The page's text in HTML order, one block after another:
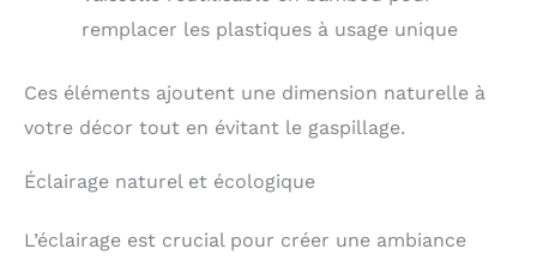
remplacer les plastiques à usage unique
Ces éléments ajoutent une dimension naturelle à
votre décor tout en évitant le gaspillage.
Éclairage naturel et écologique
L’éclairage est crucial pour créer une ambiance